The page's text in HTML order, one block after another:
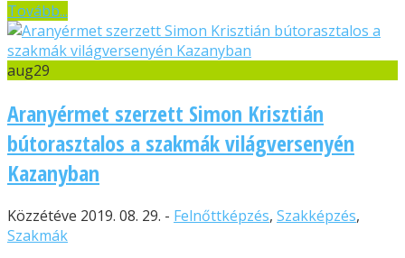
Tovább...
aug29
Aranyérmet szerzett Simon Krisztián
bútorasztalos a szakmák világversenyén
Kazanyban
Közzétéve 2019. 08. 29. - Felnőttképzés, Szakképzés,
Szakmák